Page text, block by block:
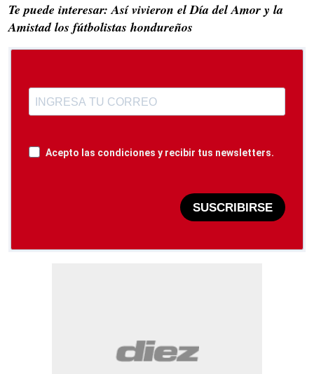
Te puede interesar: Así vivieron el Día del Amor y la
Amistad los fútbolistas hondureños
Acepto las condiciones y recibir tus newsletters.
SUSCRIBIRSE